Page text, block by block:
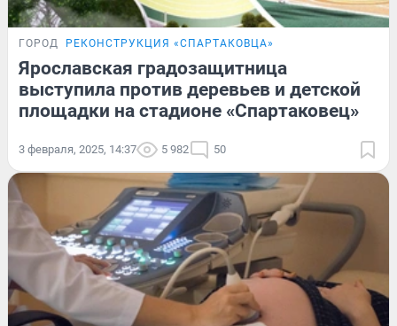
ГОРОД РЕКОНСТРУКЦИЯ «СПАРТАКОВЦА»
Ярославская градозащитница
выступила против деревьев и детской
площадки на стадионе «Спартаковец»
3 февраля, 2025, 14:37 5 982 50